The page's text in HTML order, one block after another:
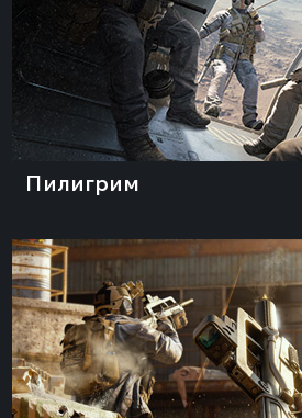
Пилигрим